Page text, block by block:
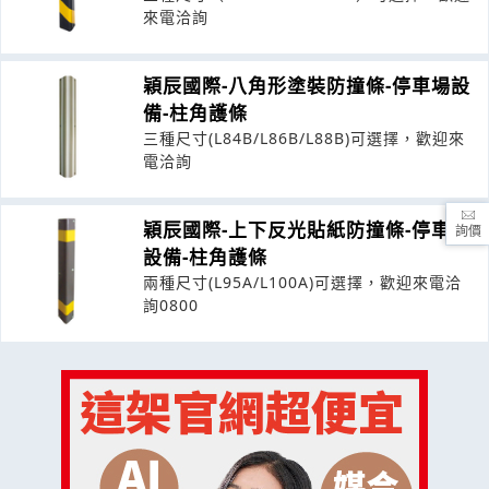
來電洽詢
穎辰國際-八角形塗裝防撞條-停車場設
備-柱角護條
三種尺寸(L84B/L86B/L88B)可選擇，歡迎來
電洽詢
穎辰國際-上下反光貼紙防撞條-停車場
設備-柱角護條
兩種尺寸(L95A/L100A)可選擇，歡迎來電洽
詢0800
詢價